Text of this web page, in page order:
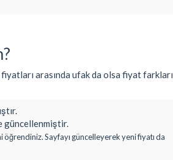
arasında ufak da olsa fiyat farkları
güncellenmiştir.
Sayfayı güncelleyerek yeni fiyatı da